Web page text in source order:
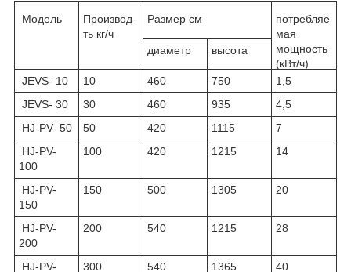
Модель
Производ-
ть кг/ч
Размер см
потребляе
мая
мощность
(кВт/ч)
диаметр высота
JEVS- 10 10 460 750
1,5
JEVS- 30
30 460 935
4,5
HJ-PV- 50
50 420 1115
7
HJ-PV-
100
100 420 1215 14
HJ-PV-
150
150 500 1305 20
HJ-PV-
200
200 540 1215 28
HJ-PV-
300 540 1365 40